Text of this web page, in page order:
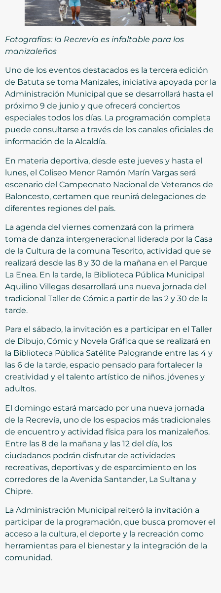
Fotografías: la Recrevía es infaltable para los
manizaleños
Uno de los eventos destacados es la tercera edición
de Batuta se toma Manizales, iniciativa apoyada por la
Administración Municipal que se desarrollará hasta el
próximo 9 de junio y que ofrecerá conciertos
especiales todos los días. La programación completa
puede consultarse a través de los canales oficiales de
información de la Alcaldía.
En materia deportiva, desde este jueves y hasta el
lunes, el Coliseo Menor Ramón Marín Vargas será
escenario del Campeonato Nacional de Veteranos de
Baloncesto, certamen que reunirá delegaciones de
diferentes regiones del país.
La agenda del viernes comenzará con la primera
toma de danza intergeneracional liderada por la Casa
de la Cultura de la comuna Tesorito, actividad que se
realizará desde las 8 y 30 de la mañana en el Parque
La Enea. En la tarde, la Biblioteca Pública Municipal
Aquilino Villegas desarrollará una nueva jornada del
tradicional Taller de Cómic a partir de las 2 y 30 de la
tarde.
Para el sábado, la invitación es a participar en el Taller
de Dibujo, Cómic y Novela Gráfica que se realizará en
la Biblioteca Pública Satélite Palogrande entre las 4 y
las 6 de la tarde, espacio pensado para fortalecer la
creatividad y el talento artístico de niños, jóvenes y
adultos.
El domingo estará marcado por una nueva jornada
de la Recrevía, uno de los espacios más tradicionales
de encuentro y actividad física para los manizaleños.
Entre las 8 de la mañana y las 12 del día, los
ciudadanos podrán disfrutar de actividades
recreativas, deportivas y de esparcimiento en los
corredores de la Avenida Santander, La Sultana y
Chipre.
La Administración Municipal reiteró la invitación a
participar de la programación, que busca promover el
acceso a la cultura, el deporte y la recreación como
herramientas para el bienestar y la integración de la
comunidad.